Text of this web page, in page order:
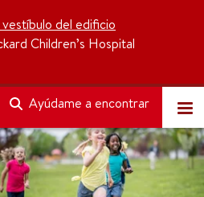
del edificio
Children’s Hospital
Ayúdame a encontrar